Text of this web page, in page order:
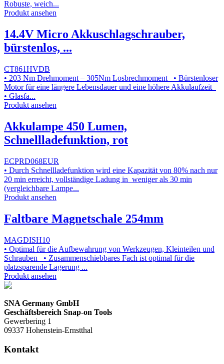
Robuste, weich...
Produkt ansehen
14.4V Micro Akkuschlagschrauber,
bürstenlos, ...
CT861HVDB
• 203 Nm Drehmoment – 305Nm Losbrechmoment • Bürstenloser
Motor für eine längere Lebensdauer und eine höhere Akkulaufzeit
• Glasfa...
Produkt ansehen
Akkulampe 450 Lumen,
Schnellladefunktion, rot
ECPRD068EUR
• Durch Schnellladefunktion wird eine Kapazität von 80% nach nur
20 min erreicht, vollständige Ladung in weniger als 30 min
(vergleichbare Lampe...
Produkt ansehen
Faltbare Magnetschale 254mm
MAGDISH10
• Optimal für die Aufbewahrung von Werkzeugen, Kleinteilen und
Schrauben • Zusammenschiebbares Fach ist optimal für die
platzsparende Lagerung ...
Produkt ansehen
SNA Germany GmbH
Geschäftsbereich Snap-on Tools
Gewerbering 1
09337 Hohenstein-Ernstthal
Kontakt